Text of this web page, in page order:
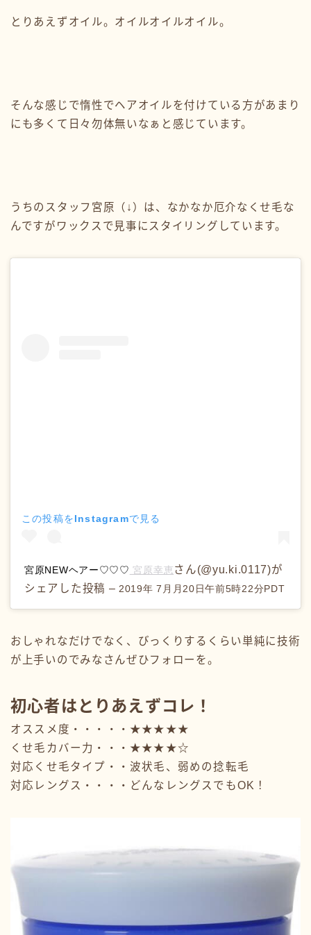
とりあえずオイル。オイルオイルオイル。
そんな感じで惰性でヘアオイルを付けている方があまり
にも多くて日々勿体無いなぁと感じています。
うちのスタッフ宮原（↓）は、なかなか厄介なくせ毛な
んですがワックスで見事にスタイリングしています。
この投稿をInstagramで見る
宮原NEWヘアー♡♡♡ 宮原幸恵さん(@yu.ki.0117)が
シェアした投稿 – 2019年 7月月20日午前5時22分PDT
おしゃれなだけでなく、びっくりするくらい単純に技術
が上手いのでみなさんぜひフォローを。
初心者はとりあえずコレ！
オススメ度・・・・・★★★★★
くせ毛カバー力・・・★★★★☆
対応くせ毛タイプ・・波状毛、弱めの捻転毛
対応レングス・・・・どんなレングスでもOK！